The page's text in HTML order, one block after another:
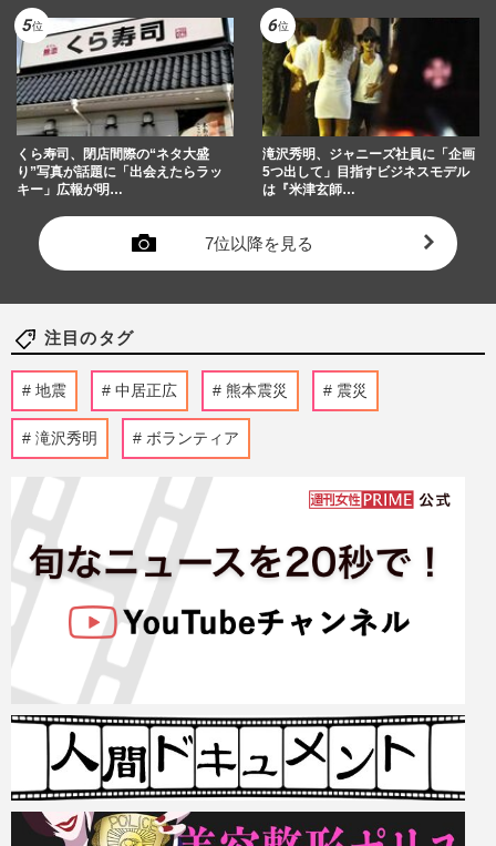
くら寿司、閉店間際の“ネタ大盛
り”写真が話題に「出会えたらラッ
キー」広報が明…
滝沢秀明、ジャニーズ社員に「企画
5つ出して」目指すビジネスモデル
は『米津玄師…
7位以降を見る
注目のタグ
地震 中居正広 熊本震災 震災
滝沢秀明 ボランティア